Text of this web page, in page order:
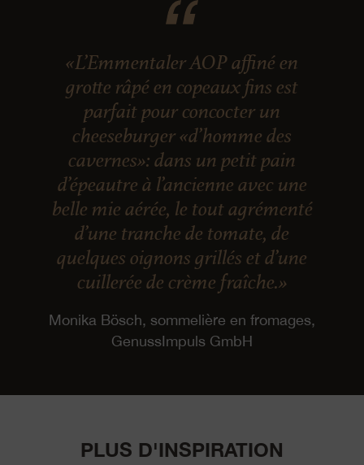
«L’Emmentaler AOP affiné en
grotte râpé en copeaux fins est
parfait pour concocter un
cheeseburger «d’homme des
cavernes»: dans un petit pain
d’épeautre à l’ancienne avec une
belle mie aérée, le tout agrémenté
d’une tranche de tomate, de
quelques oignons grillés et d’une
cuillerée de crème fraîche.»
Monika Bösch, sommelière en fromages,
GenussImpuls GmbH
PLUS D'INSPIRATION